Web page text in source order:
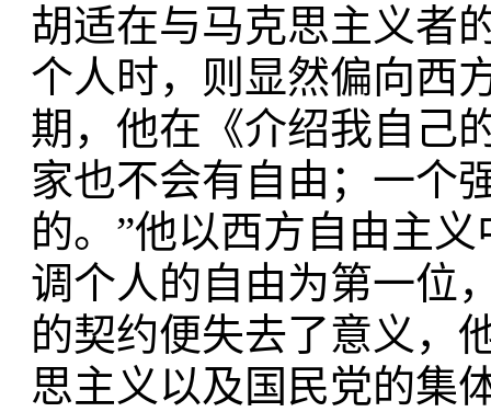
胡适在与马克思主义者
个人时，则显然偏向西
期，他在《介绍我自己
家也不会有自由；一个
的。”他以西方自由主
调个人的自由为第一位
的契约便失去了意义，
思主义以及国民党的集